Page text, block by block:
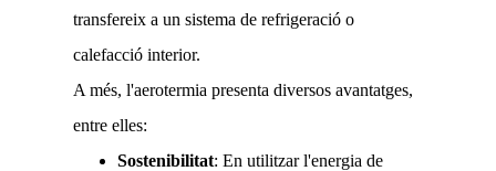
transfereix a un sistema de refrigeració o
calefacció interior.
A més, l'aerotermia presenta diversos avantatges,
entre elles:
Sostenibilitat: En utilitzar l'energia de